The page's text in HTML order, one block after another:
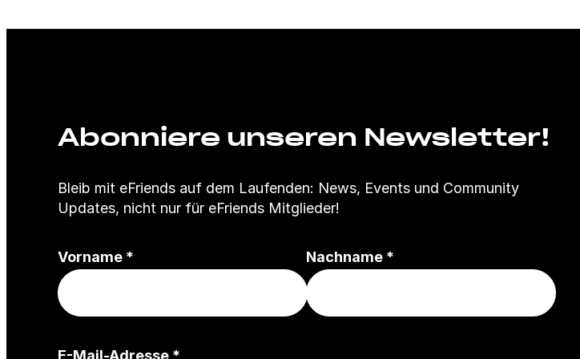
Abonniere unseren Newsletter!
Bleib mit eFriends auf dem Laufenden: News, Events und Community
Updates, nicht nur für eFriends Mitglieder!
Vorname (
l
* Nachname (
l
*
E-Mail-Adresse (*